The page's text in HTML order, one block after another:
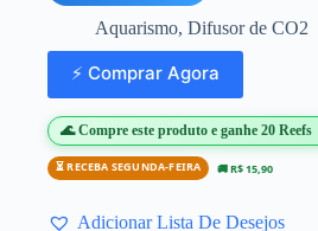
Aquarismo, Difusor de CO2
⚡ Comprar Agora
🌊 Compre este produto e ganhe 20 Reefs
⏳ RECEBA SEGUNDA-FEIRA 🚚 R$ 15,90
Adicionar Lista De Desejos